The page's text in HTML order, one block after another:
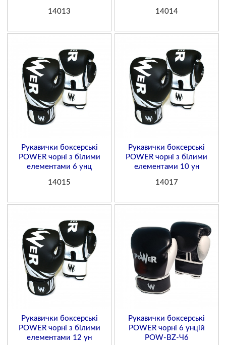
14013 14014
Рукавички боксерські
POWER чорні з білими
елементами 6 унц
14015
Рукавички боксерські
POWER чорні з білими
елементами 10 ун
14017
Рукавички боксерські
POWER чорні з білими
елементами 12 ун
Рукавички боксерські
POWER чорні 6 унцій
POW-BZ-Ч6